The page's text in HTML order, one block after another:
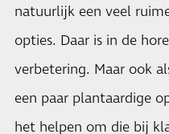
natuurlijk een veel
opties. Daar is in de
verbetering. Maar ook
een paar plantaardige
het helpen om die bij